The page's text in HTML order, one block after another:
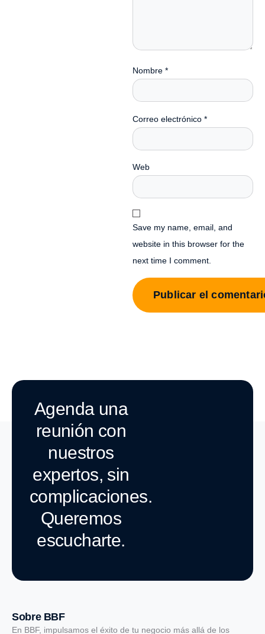
Nombre *
Correo electrónico *
Web
Save my name, email, and
website in this browser for the
next time I comment.
Agenda una
reunión con
nuestros
expertos, sin
complicaciones.
Queremos
escucharte.
Sobre BBF
En BBF, impulsamos el éxito de tu negocio más allá de los